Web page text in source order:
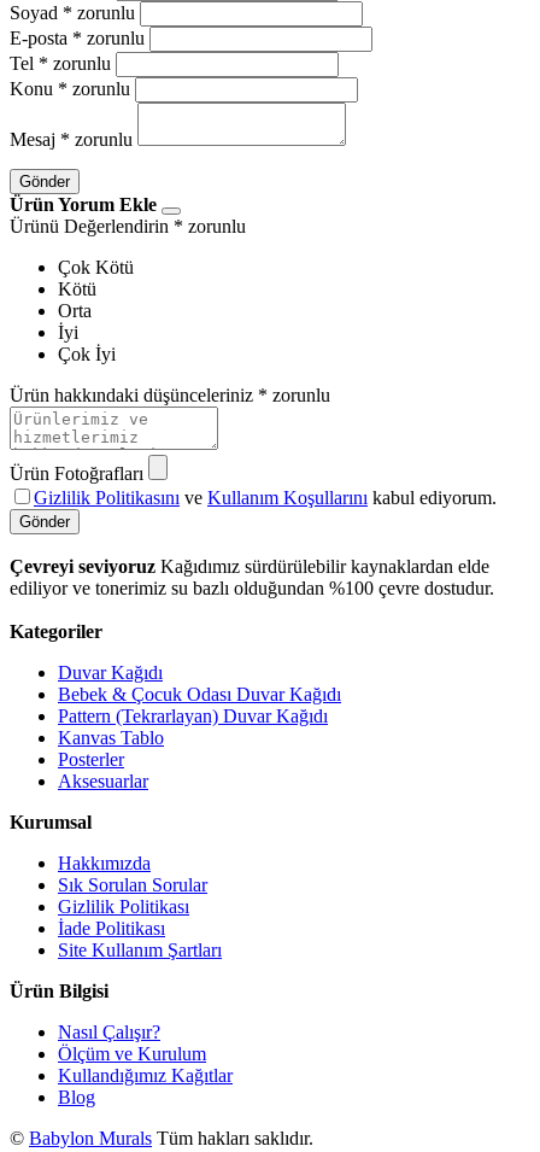
Soyad * zorunlu
E-posta * zorunlu
Tel * zorunlu
Konu * zorunlu
Mesaj * zorunlu
Gönder
Ürün Yorum Ekle
Ürünü Değerlendirin * zorunlu
Çok Kötü
Kötü
Orta
İyi
Çok İyi
Ürün hakkındaki düşünceleriniz * zorunlu
Ürün Fotoğrafları
Gizlilik Politikasını ve Kullanım Koşullarını kabul ediyorum.
Gönder
Çevreyi seviyoruz Kağıdımız sürdürülebilir kaynaklardan elde
ediliyor ve tonerimiz su bazlı olduğundan %100 çevre dostudur.
Kategoriler
Duvar Kağıdı
Bebek & Çocuk Odası Duvar Kağıdı
Pattern (Tekrarlayan) Duvar Kağıdı
Kanvas Tablo
Posterler
Aksesuarlar
Kurumsal
Hakkımızda
Sık Sorulan Sorular
Gizlilik Politikası
İade Politikası
Site Kullanım Şartları
Ürün Bilgisi
Nasıl Çalışır?
Ölçüm ve Kurulum
Kullandığımız Kağıtlar
Blog
© Babylon Murals Tüm hakları saklıdır.